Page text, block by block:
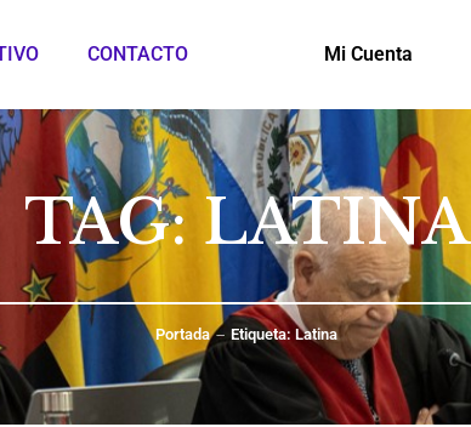
CONTACTO Mi Cuenta
TAG: LATINA
Portada Etiqueta: Latina